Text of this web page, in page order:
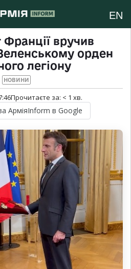
EN
вручив
орден
легіону
НОВИНИ
Прочитаєте за: < 1 хв.
АрміяInform в Google